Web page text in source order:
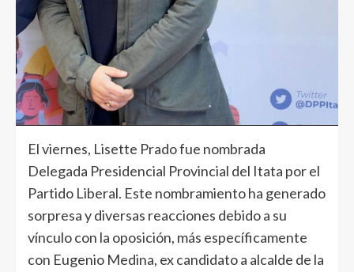
El viernes, Lisette Prado fue nombrada
Delegada Presidencial Provincial del Itata por el
Partido Liberal. Este nombramiento ha generado
sorpresa y diversas reacciones debido a su
vínculo con la oposición, más específicamente
con Eugenio Medina, ex candidato a alcalde de la